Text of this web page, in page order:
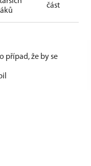
část
případ, že by se